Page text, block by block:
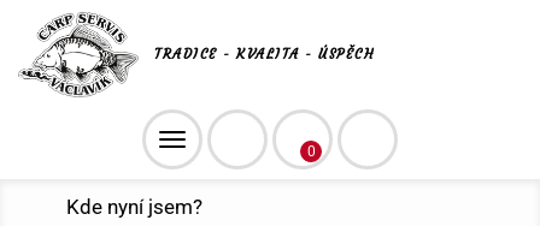
TRADICE - KVALITA - ÚSPĚCH
Toggle
navigation
0
Kde nyní jsem?